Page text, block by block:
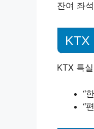
잔여 좌
KTX
KTX 특
“
“